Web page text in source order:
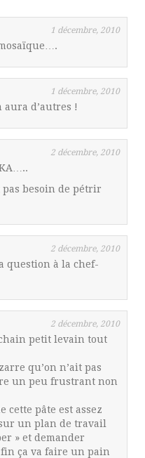
1 décembre, 2010
1 décembre, 2010
d’autres !
2 décembre, 2010
pas besoin de pétrir
2 décembre, 2010
question à la chef-
2 décembre, 2010
petit levain tout
qu’on n’ait pas
un peu frustrant non
cette pâte est assez
un plan de travail
» et demander
ça va faire un pain